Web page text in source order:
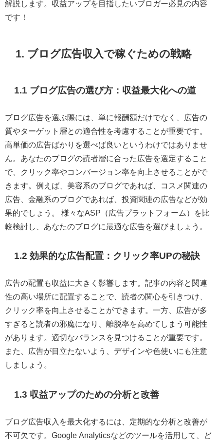
解説します。収益アップを目指したいブロガー必見の内容
です！
1. ブログ広告収入で稼ぐための戦略
1.1 ブログ広告の選び方：収益最大化への道
ブログ広告を選ぶ際には、単に報酬額だけでなく、広告の
質やターゲット層との適合性を考慮することが重要です。
高単価の広告ばかりを選べば良いというわけではありませ
ん。あなたのブログの読者層に合った広告を選定すること
で、クリック率やコンバージョン率を向上させることがで
きます。例えば、美容系のブログであれば、コスメ関連の
広告、金融系のブログであれば、投資関連の広告などが効
果的でしょう。 様々なASP（広告プラットフォーム）を比
較検討し、あなたのブログに最適な広告を選びましょう。
1.2 効果的な広告配置：クリック率UPの秘訣
広告の配置も収益に大きく影響します。記事の内容と関連
性の高い場所に配置することで、読者の関心を引きつけ、
クリック率を向上させることができます。一方、広告が多
すぎると読者の邪魔になり、離脱率を高めてしまう可能性
があります。適切なバランスを見つけることが重要です。
また、広告が目立たないよう、デザインや色使いにも注意
しましょう。
1.3 収益アップのための分析と改善
ブログ広告収入を最大化するには、定期的な分析と改善が
不可欠です。Google Analyticsなどのツールを活用して、ど